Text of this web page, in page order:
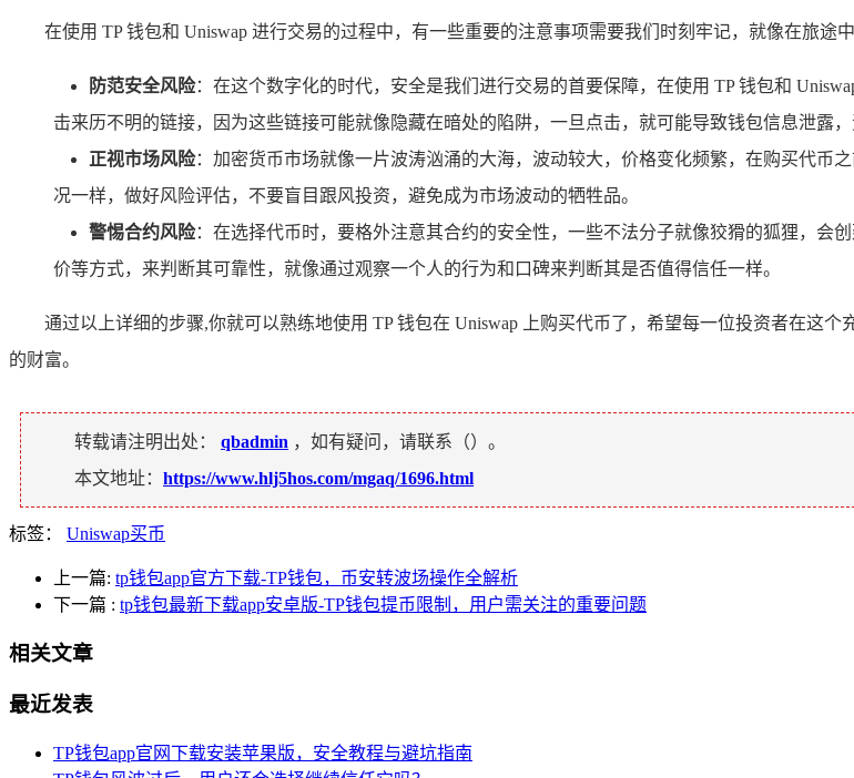
在使用 TP 钱包和 Uniswap 进行交易的过程中，有一些重要的注意事项需要我们时刻牢记，就像在旅途
防范安全风险：在这个数字化的时代，安全是我们进行交易的首要保障，在使用 TP 钱包和
击来历不明的链接，因为这些链接可能就像隐藏在暗处的陷阱，一旦点击，就可能导致钱包信息泄露
正视市场风险：加密货币市场就像一片波涛汹涌的大海，波动较大，价格变化频繁，在购买代币
况一样，做好风险评估，不要盲目跟风投资，避免成为市场波动的牺牲品。
警惕合约风险：在选择代币时，要格外注意其合约的安全性，一些不法分子就像狡猾的狐狸，会
价等方式，来判断其可靠性，就像通过观察一个人的行为和口碑来判断其是否值得信任一样。
通过以上详细的步骤,你就可以熟练地使用 TP 钱包在 Uniswap 上购买代币了，希望每一位投资者在这
的财富。
转载请注明出处： qbadmin ，如有疑问，请联系（）。
本文地址： https://www.hlj5hos.com/mgaq/1696.html
标签： Uniswap买币
上一篇: tp钱包app官方下载-TP钱包，币安转波场操作全解析
下一篇 : tp钱包最新下载app安卓版-TP钱包提币限制，用户需关注的重要问题
相关文章
最近发表
TP钱包app官网下载安装苹果版，安全教程与避坑指南